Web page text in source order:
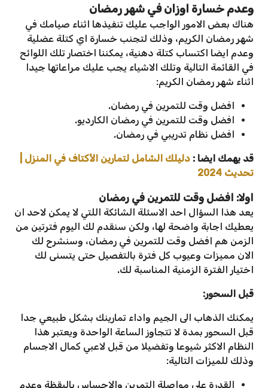
وعدم خسارة اوزان في شهر رمضان
هناك بعض الامور الواجب عليك تنفيذها اثناء صيامك في
شهر رمضان الكريم، وذلك لتجنب خسارة اي كتلة عضلية
وعدم ايضا اكتساب كتلة دهنية، يمكننا اختصار تلك اللوائح
في القائمة التالية وتلك الاشياء يجب عليك مراعاتها جيدا
اثناء شهر رمضان الكريم:
افضل وقت للتمرين في رمضان.
افضل وقت للتمرين في رمضان الكارديو.
افضل نظام تدريبي في رمضان.
قد يهمك ايضا : دليلك الشامل لتمارين الأكتاف في المنزل |
تحديث 2024
اولا: افضل وقت للتمرين في رمضان
يعد هذا السؤال احد الاسئلة الشائكة اللتي لا يمكن لاحد ان
يعطيك اجابة واضحة لها، ولكن سنقدم لك اليوم فترتين من
الزمن هم افضل وقت للتمرين في رمضان، وسنشرح لك
الان مميزات وعيوب كل فترة بالتفصيل حتى يتسنى لك
اختيار الفترة الزمنية المناسبة لك.
قبل السحور:
يمكنك الذهاب الى الجيم واداء تمارينك بشكل طبيعي جدا
قبل السحور بمدة لا تتجاوز الساعة الواحدة ويعتبر هذا
النظام الاكثر شيوعا وتفضيلا من قبل لاعبي كمال الاجسام
وذلك للميزات التالية:
القدرة على مواصلة التمرين والاحساس باليقظة وعدم